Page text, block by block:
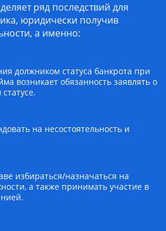
ряд последствий для
юридически получив
а именно:
должником статуса банкрота при
возникает обязанность заявлять о
на несостоятельность и
избираться/назначаться на
а также принимать участие в